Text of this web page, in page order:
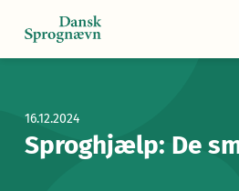
16.12.2024
Sproghjælp: De